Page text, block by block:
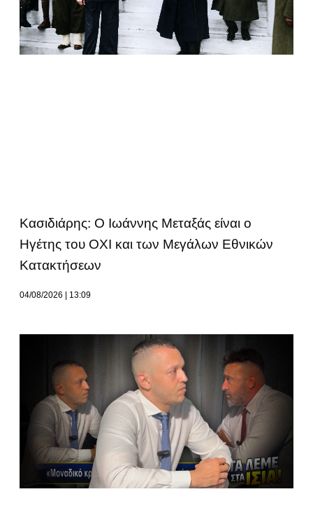
Κασιδιάρης: Ο Ιωάννης Μεταξάς είναι ο
Ηγέτης του ΟΧΙ και των Μεγάλων Εθνικών
Κατακτήσεων
04/08/2026 13:09